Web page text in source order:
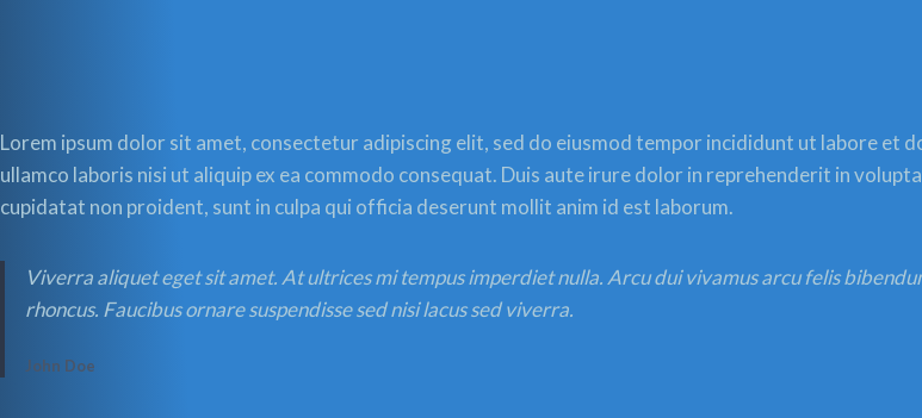
Lorem ipsum dolor sit amet, consectetur adipiscing elit, sed do eiusmod tempor incididunt ut labore et
ullamco laboris nisi ut aliquip ex ea commodo consequat. Duis aute irure dolor in reprehenderit in
cupidatat non proident, sunt in culpa qui officia deserunt mollit anim id est laborum.
Viverra aliquet eget sit amet. At ultrices mi tempus imperdiet nulla. Arcu dui vivamus arcu felis
rhoncus. Faucibus ornare suspendisse sed nisi lacus sed viverra.
John Doe